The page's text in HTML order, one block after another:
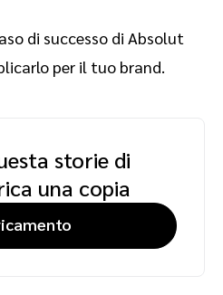
di successo di Absolut
per il tuo brand.
storie di
una copia